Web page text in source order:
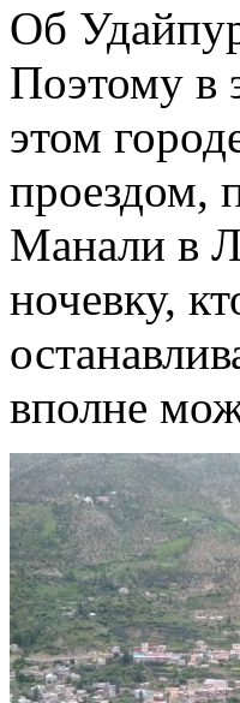
Об
Поэтому в
этом
проездом,
Манали в
ночевку,
вполне